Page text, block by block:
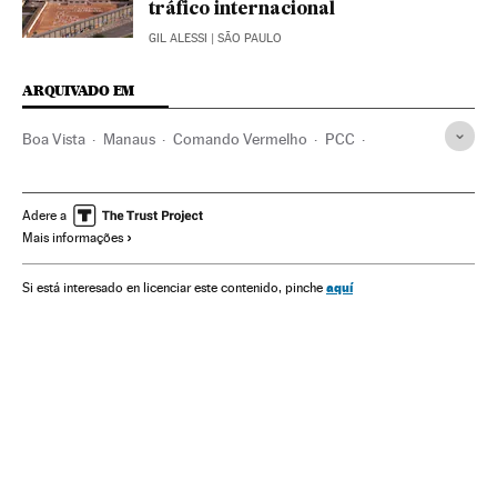
tráfico internacional
GIL ALESSI | SÃO PAULO
ARQUIVADO EM
Boa Vista Manaus Comando Vermelho PCC
São Paulo Presidente Brasil
Estado São Paulo
Governo Brasil Brasil Delinquência
Adere a
Mais informações
Si está interesado en licenciar este contenido, pinche aquí